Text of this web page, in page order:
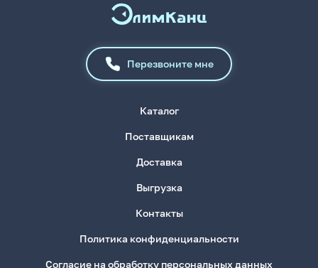
Перезвоните мне
Каталог
Поставщикам
Доставка
Выгрузка
Контакты
Политика конфиденциальности
Согласие на обработку персональных данных